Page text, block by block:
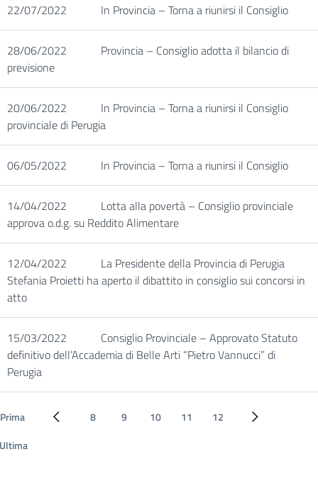
22/07/2022 In Provincia – Torna a riunirsi il Consiglio
28/06/2022
Provincia – Consiglio adotta il bilancio di
previsione
20/06/2022
In Provincia – Torna a riunirsi il Consiglio
provinciale di Perugia
06/05/2022 In Provincia – Torna a riunirsi il Consiglio
14/04/2022
Lotta alla povertà – Consiglio provinciale
approva o.d.g. su Reddito Alimentare
12/04/2022
La Presidente della Provincia di Perugia
Stefania Proietti ha aperto il dibattito in consiglio sui concorsi in
atto
15/03/2022
Consiglio Provinciale – Approvato Statuto
definitivo dell’Accademia di Belle Arti “Pietro Vannucci” di
Perugia
Prima Pagina precedente
8 9 10 11 12
Pagina
Ultima